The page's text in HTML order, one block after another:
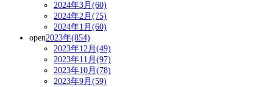
2024年3月(60)
2024年2月(75)
2024年1月(60)
open2023年(854)
2023年12月(49)
2023年11月(97)
2023年10月(78)
2023年9月(59)